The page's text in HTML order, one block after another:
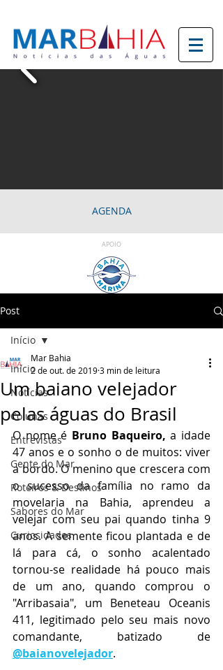
AGENDA
APOIO
Post
Início
Notícias
Colunas
Entrevistas
Gente do Mar
Roteiros & Destinos
Sabores do Mar
Curiosidades
Início
Um baiano velejador
pelas águas do Brasil
Mar Bahia
2 de out. de 20193 min de leitura
O nome é Bruno Baqueiro, a idade
47 anos e o sonho o de muitos: viver
a bordo. O menino que crescera com
o sucesso da família no ramo da
movelaria na Bahia, aprendeu a
velejar com seu pai quando tinha 9
anos. A semente ficou plantada e de
lá para cá, o sonho acalentado
tornou-se realidade há pouco mais
de um ano, quando comprou o
"Arribasaia", um Beneteau Oceanis
411, legitimado pelo seu mais novo
@baianovelejador.